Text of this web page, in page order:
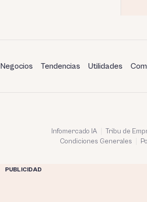
Negocios Tendencias Utilidades
Infomercado IA Tribu de
Condiciones Generales
PUBLICIDAD